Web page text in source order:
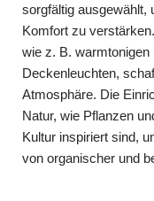
sorgfältig ausgewählt,
Komfort zu
wie z. B.
Deckenleuchten,
Atmosphäre. Die
Natur, wie Pflanzen
Kultur inspiriert sind,
von organischer und